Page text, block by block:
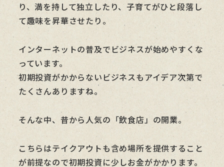
り、満を持して独立したり、子育てがひと段落し
て趣味を昇華させたり。
インターネットの普及でビジネスが始めやすくな
っています。
初期投資がかからないビジネスもアイデア次第で
たくさんありますね。
そんな中、昔から人気の「飲食店」の開業。
こちらはテイクアウトも含め場所を提供すること
が前提なので初期投資に少しお金がかかります。